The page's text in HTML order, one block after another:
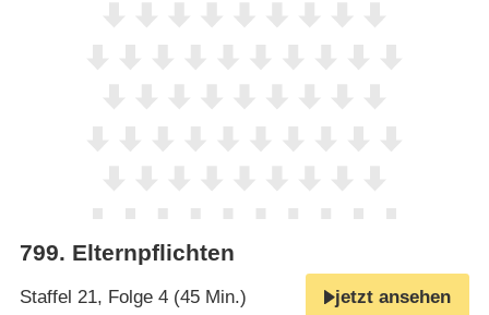
799. Elternpflichten
Staffel 21, Folge 4 (45 Min.) jetzt ansehen